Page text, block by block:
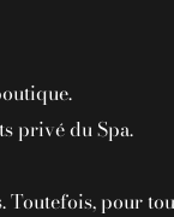
privé du Spa.
pour